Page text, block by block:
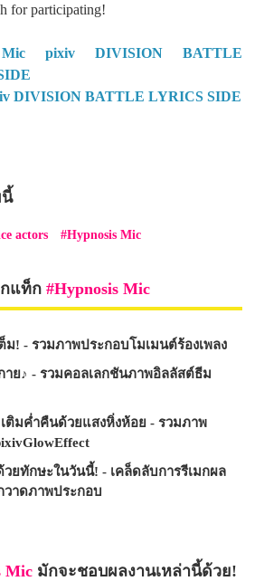
for participating!
pixiv DIVISION BATTLE
DIVISION BATTLE LYRICS SIDE
actors Hypnosis Mic
แท็ก Hypnosis Mic
! - รวมภาพประกอบโมเมนต์ร้องเพลง
กาย♪ - รวมคอลเลกชันภาพอิลลัสต์ธีม
ติมค่ำคืนด้วยแสงหิ่งห้อย - รวมภาพ
วยทักษะในวันนี้! - เคล็ดลับการรีเมกผล
วาดภาพประกอบ
Mic มักจะชอบผลงานเหล่านี้ด้วย!